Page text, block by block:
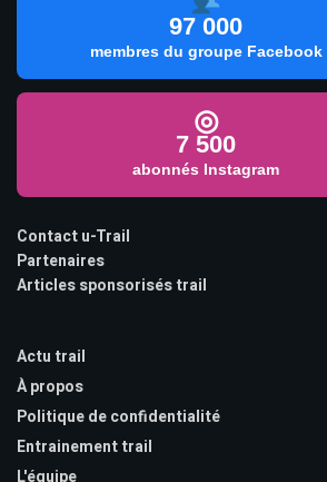
97 000
membres du groupe Facebook
◎
7 500
abonnés Instagram
Contact u-Trail
Partenaires
Articles sponsorisés trail
Actu trail
À propos
Politique de confidentialité
Entrainement trail
L'équipe